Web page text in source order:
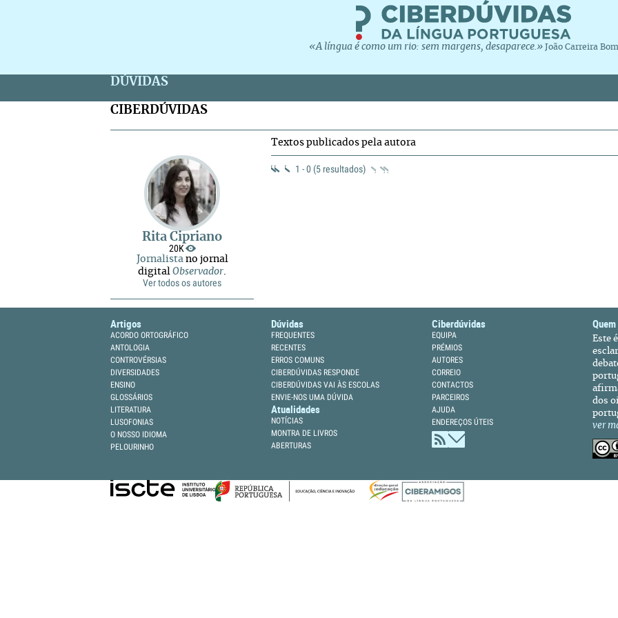
«A língua é como um rio: sem margens, desaparece.» João Carreira Bom
DÚVIDAS
CIBERDÚVIDAS
Rita Cipriano
20K
Jornalistano jornal
digital Observador.
Ver todos os autores
Textos publicados pela autora
1 - 0 (5 resultados)
Artigos
ACORDO ORTOGRÁFICO
ANTOLOGIA
CONTROVÉRSIAS
DIVERSIDADES
ENSINO
GLOSSÁRIOS
LITERATURA
LUSOFONIAS
O NOSSO IDIOMA
PELOURINHO
Dúvidas
FREQUENTES
RECENTES
ERROS COMUNS
CIBERDÚVIDAS RESPONDE
CIBERDÚVIDAS VAI ÀS ESCOLAS
ENVIE-NOS UMA DÚVIDA
Atualidades
NOTÍCIAS
MONTRA DE LIVROS
ABERTURAS
Ciberdúvidas
EQUIPA
PRÉMIOS
AUTORES
CORREIO
CONTACTOS
PARCEIROS
AJUDA
ENDEREÇOS ÚTEIS
Este
dos
ver